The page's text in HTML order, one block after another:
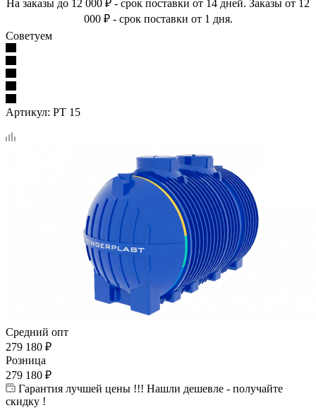
На заказы до 12 000 ₽ - срок поставки от 14 дней. Заказы от 12
000 ₽ - срок поставки от 1 дня.
Советуем
Артикул: PT 15
Средний опт
279 180 ₽
Розница
279 180 ₽
Гарантия лучшей цены !!! Нашли дешевле - получайте
скидку !